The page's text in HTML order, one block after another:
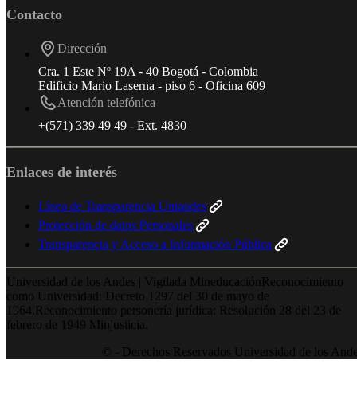
Contacto
Dirección
Cra. 1 Este Nº 19A - 40 Bogotá - Colombia
Edificio Mario Laserna - piso 6 - Oficina 609
Atención telefónica
+(571) 339 49 49 - Ext. 4830
Enlaces de interés
Línea de Transparencia Uniandes
Protección de datos Personales
Transparencia y Acceso a Información Pública
Universidad de los Andes | Vigilada MineducaciónReconocimiento
como Universidad: Decreto 1297 del 30 de mayo de
1964.Reconocimiento personería jurídica: Resolución 28 del 23 de
febrero de 1949 Minjusticia.
© - Derechos Reservados Universidad de los